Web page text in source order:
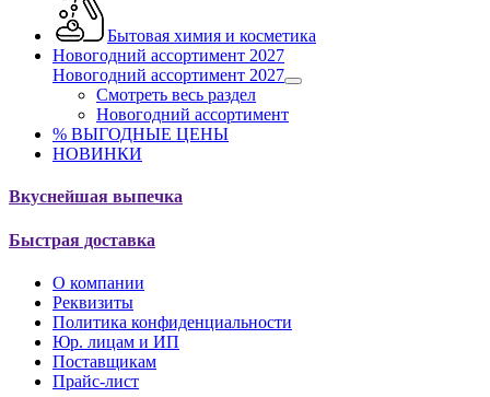
Бытовая химия и косметика
Новогодний ассортимент 2027
Новогодний ассортимент 2027
Смотреть весь раздел
Новогодний ассортимент
% ВЫГОДНЫЕ ЦЕНЫ
НОВИНКИ
Вкуснейшая выпечка
Быстрая доставка
О компании
Реквизиты
Политика конфиденциальности
Юр. лицам и ИП
Поставщикам
Прайс-лист